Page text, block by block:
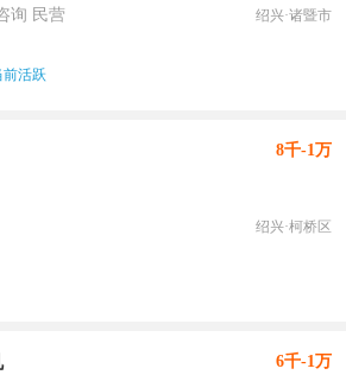
询 民营 绍兴·诸暨市
前活跃
8千-1万
绍兴·柯桥区
6千-1万